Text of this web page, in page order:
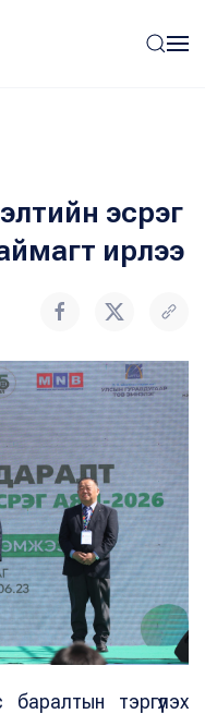
эсрэг
ирлээ
тэргүүлэх